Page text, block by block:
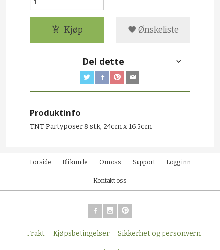
Kjøp Ønskeliste
Del dette
Produktinfo
TNT Partyposer 8 stk, 24cm x 16.5cm
Forside Bli kunde Om oss Support Logg inn
Kontakt oss
Frakt Kjøpsbetingelser Sikkerhet og personvern